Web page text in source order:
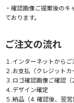
・確認画像ご提案後の
ております。
ご注文の流れ
１.インターネットからご
２.お支払（クレジットカ
３.ロゴ確認画像ご確認
４.デザイン確定
５.納品（4. 確認後、翌営